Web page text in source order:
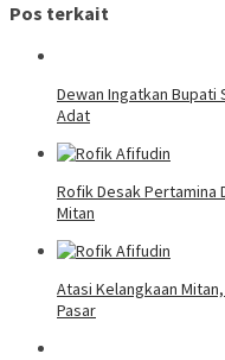
Pos terkait
Dewan Ingatkan Bupati
Adat
Rofik Desak Pertamina
Mitan
Atasi Kelangkaan
Pasar